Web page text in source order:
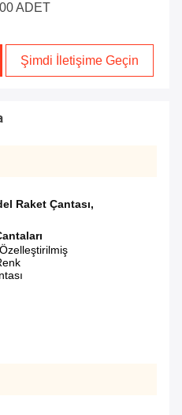
ADET
Şimdi İletişime Geçin
Raket Çantası,